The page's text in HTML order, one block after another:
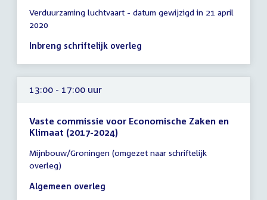
vergadering
tot
12:00
Verduurzaming luchtvaart - datum gewijzigd in 21 april
2020
Inbreng schriftelijk overleg
13:00 - 17:00 uur
Vaste commissie voor Economische Zaken en
Klimaat (2017-2024)
vergadering
13:00
-
17:00
Mijnbouw/Groningen (omgezet naar schriftelijk
overleg)
Algemeen overleg